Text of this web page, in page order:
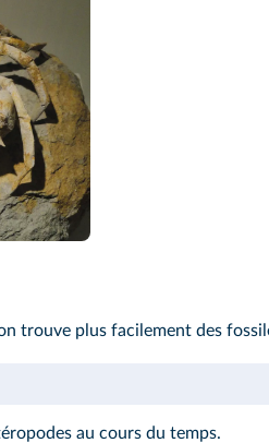
trouve plus facilement des
au cours du temps.